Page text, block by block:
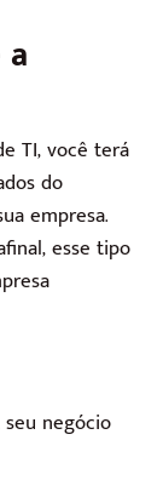
TI, você terá
do
empresa.
esse tipo
negócio